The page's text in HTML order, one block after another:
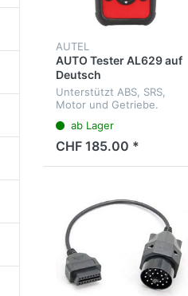
AUTEL
AUTO Tester AL629 auf
Deutsch
Unterstützt ABS, SRS,
Motor und Getriebe.
ab Lager
CHF 185.00 *